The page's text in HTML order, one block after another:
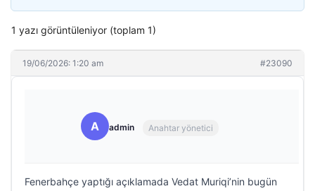
1 yazı görüntüleniyor (toplam 1)
19/06/2026: 1:20 am #23090
A admin Anahtar yönetici
Fenerbahçe yaptığı açıklamada Vedat Muriqi’nin bugün